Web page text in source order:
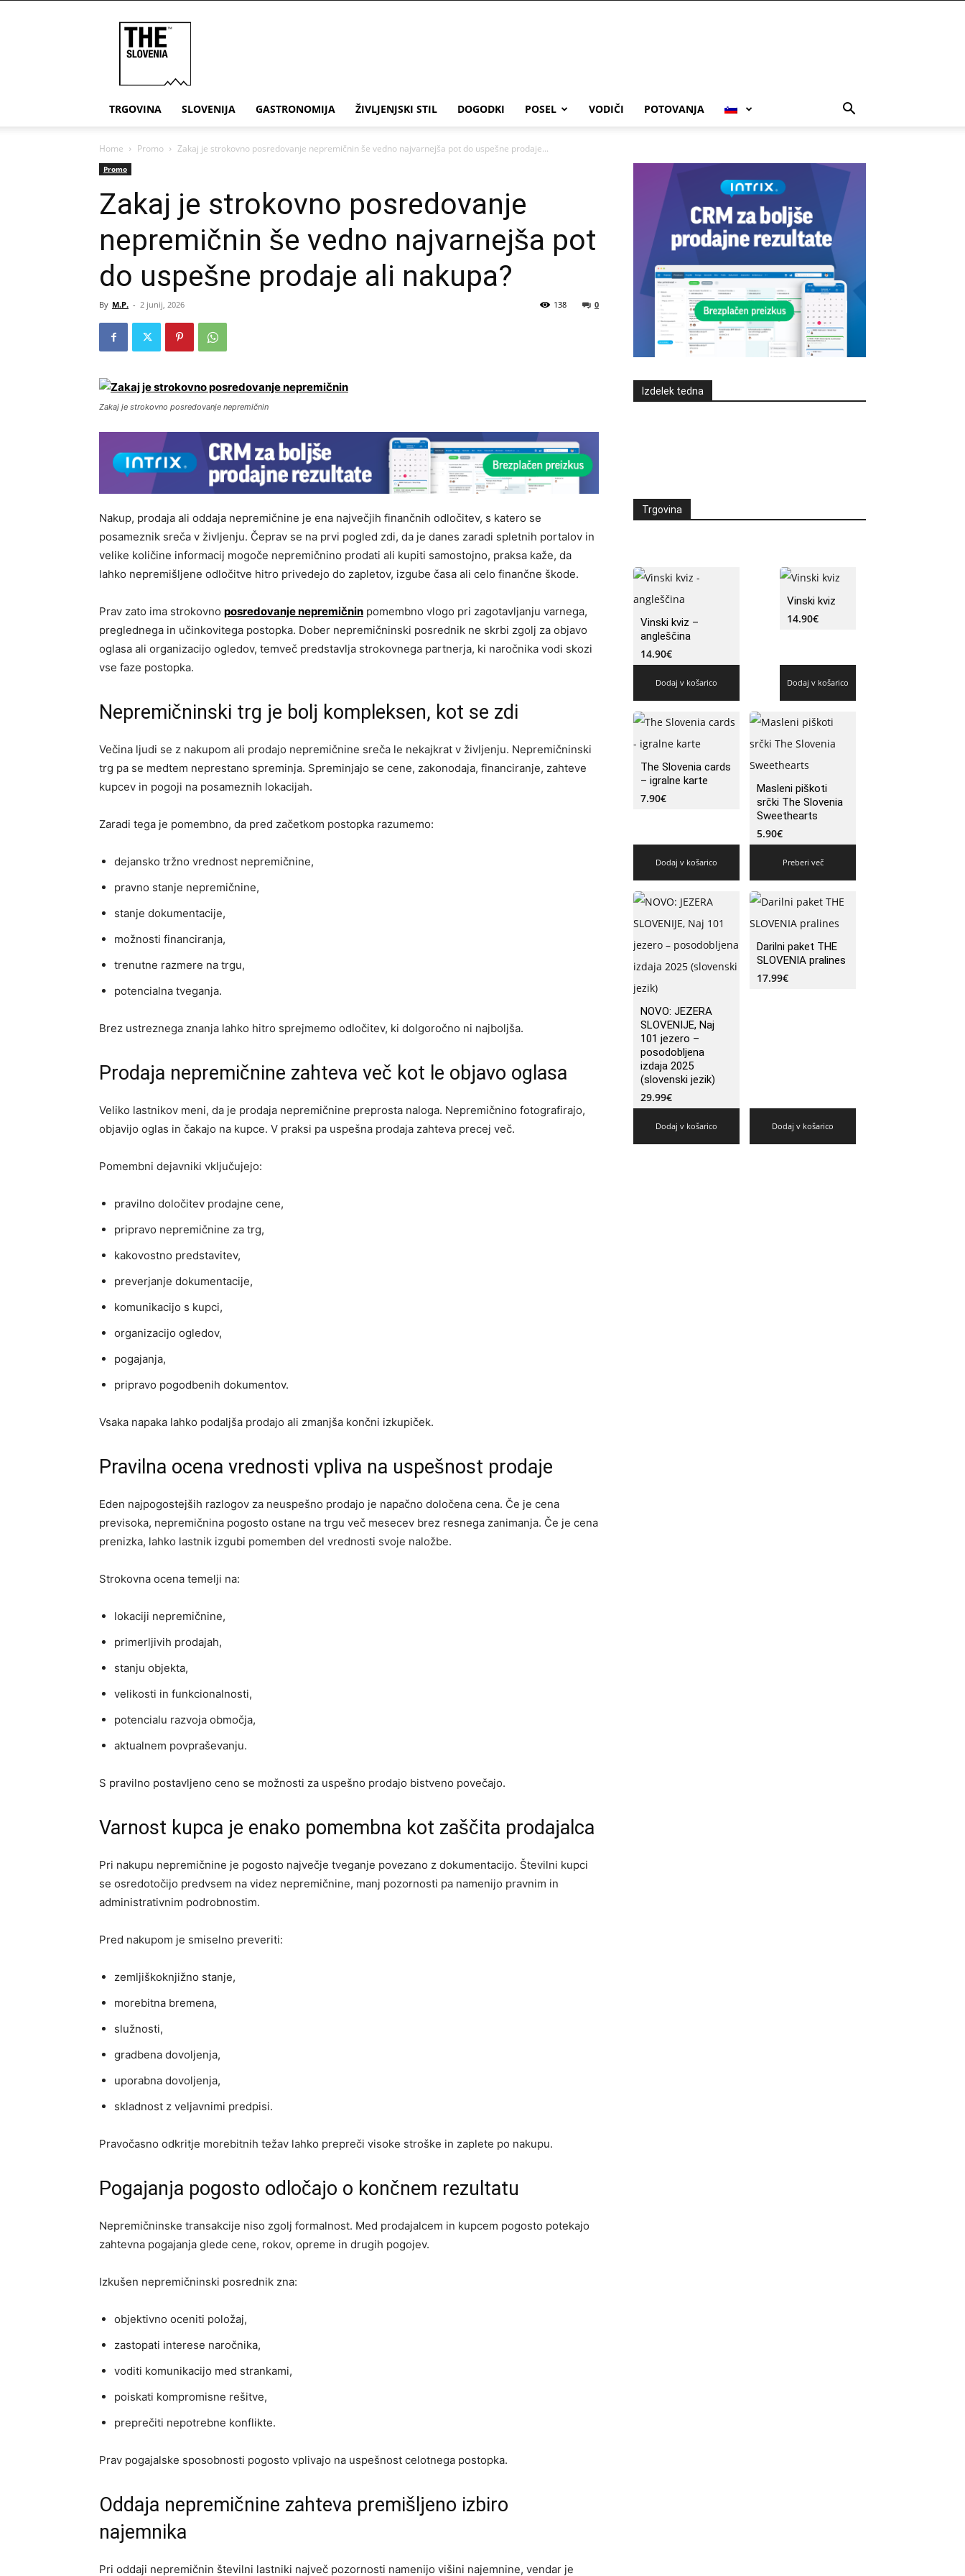
TRGOVINA SLOVENIJA GASTRONOMIJA ŽIVLJENJSKI STIL DOGODKI POSEL VODIČI POTOVANJA
Home Promo Zakaj je strokovno posredovanje nepremičnin še vedno najvarnejša pot do uspešne prodaje...
Promo
Zakaj je strokovno posredovanje
nepremičnin še vedno najvarnejša pot
do uspešne prodaje ali nakupa?
By M.P. - 2 junij, 2026 0
138
Zakaj je strokovno posredovanje nepremičnin
Nakup, prodaja ali oddaja nepremičnine je ena največjih finančnih odločitev, s katero se
posameznik sreča v življenju. Čeprav se na prvi pogled zdi, da je danes zaradi spletnih portalov in
velike količine informacij mogoče nepremičnino prodati ali kupiti samostojno, praksa kaže, da
lahko nepremišljene odločitve hitro privedejo do zapletov, izgube časa ali celo finančne škode.
Prav zato ima strokovno posredovanje nepremičnin pomembno vlogo pri zagotavljanju varnega,
preglednega in učinkovitega postopka. Dober nepremičninski posrednik ne skrbi zgolj za objavo
oglasa ali organizacijo ogledov, temveč predstavlja strokovnega partnerja, ki naročnika vodi skozi
vse faze postopka.
Nepremičninski trg je bolj kompleksen, kot se zdi
Večina ljudi se z nakupom ali prodajo nepremičnine sreča le nekajkrat v življenju. Nepremičninski
trg pa se medtem neprestano spreminja. Spreminjajo se cene, zakonodaja, financiranje, zahteve
kupcev in pogoji na posameznih lokacijah.
Zaradi tega je pomembno, da pred začetkom postopka razumemo:
dejansko tržno vrednost nepremičnine,
pravno stanje nepremičnine,
stanje dokumentacije,
možnosti financiranja,
trenutne razmere na trgu,
potencialna tveganja.
Brez ustreznega znanja lahko hitro sprejmemo odločitev, ki dolgoročno ni najboljša.
Prodaja nepremičnine zahteva več kot le objavo oglasa
Veliko lastnikov meni, da je prodaja nepremičnine preprosta naloga. Nepremičnino fotografirajo,
objavijo oglas in čakajo na kupce. V praksi pa uspešna prodaja zahteva precej več.
Pomembni dejavniki vključujejo:
pravilno določitev prodajne cene,
pripravo nepremičnine za trg,
kakovostno predstavitev,
preverjanje dokumentacije,
komunikacijo s kupci,
organizacijo ogledov,
pogajanja,
pripravo pogodbenih dokumentov.
Vsaka napaka lahko podaljša prodajo ali zmanjša končni izkupiček.
Pravilna ocena vrednosti vpliva na uspešnost prodaje
Eden najpogostejših razlogov za neuspešno prodajo je napačno določena cena. Če je cena
previsoka, nepremičnina pogosto ostane na trgu več mesecev brez resnega zanimanja. Če je cena
prenizka, lahko lastnik izgubi pomemben del vrednosti svoje naložbe.
Strokovna ocena temelji na:
lokaciji nepremičnine,
primerljivih prodajah,
stanju objekta,
velikosti in funkcionalnosti,
potencialu razvoja območja,
aktualnem povpraševanju.
S pravilno postavljeno ceno se možnosti za uspešno prodajo bistveno povečajo.
Varnost kupca je enako pomembna kot zaščita prodajalca
Pri nakupu nepremičnine je pogosto največje tveganje povezano z dokumentacijo. Številni kupci
se osredotočijo predvsem na videz nepremičnine, manj pozornosti pa namenijo pravnim in
administrativnim podrobnostim.
Pred nakupom je smiselno preveriti:
zemljiškoknjižno stanje,
morebitna bremena,
služnosti,
gradbena dovoljenja,
uporabna dovoljenja,
skladnost z veljavnimi predpisi.
Pravočasno odkritje morebitnih težav lahko prepreči visoke stroške in zaplete po nakupu.
Pogajanja pogosto odločajo o končnem rezultatu
Nepremičninske transakcije niso zgolj formalnost. Med prodajalcem in kupcem pogosto potekajo
zahtevna pogajanja glede cene, rokov, opreme in drugih pogojev.
Izkušen nepremičninski posrednik zna:
objektivno oceniti položaj,
zastopati interese naročnika,
voditi komunikacijo med strankami,
poiskati kompromisne rešitve,
preprečiti nepotrebne konflikte.
Prav pogajalske sposobnosti pogosto vplivajo na uspešnost celotnega postopka.
Oddaja nepremičnine zahteva premišljeno izbiro
najemnika
Pri oddaji nepremičnin številni lastniki največ pozornosti namenijo višini najemnine, vendar je
Izdelek tedna
Trgovina
Vinski kviz –
angleščina
14.90€
Dodaj v košarico
Vinski kviz
14.90€
Dodaj v košarico
The Slovenia cards
– igralne karte
7.90€
Dodaj v košarico
Masleni piškoti
srčki The Slovenia
Sweethearts
5.90€
Preberi več
NOVO: JEZERA
SLOVENIJE, Naj
101 jezero –
posodobljena
izdaja 2025
(slovenski jezik)
29.99€
Dodaj v košarico
Darilni paket THE
SLOVENIA pralines
17.99€
Dodaj v košarico